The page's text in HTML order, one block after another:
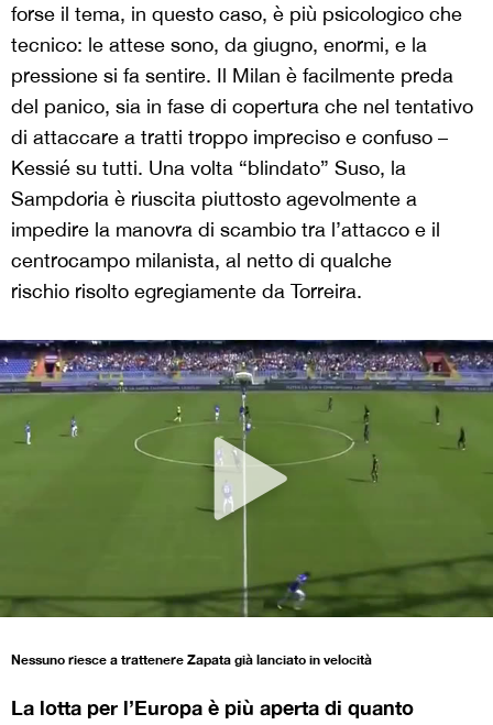
forse il tema, in questo caso, è più psicologico che
tecnico: le attese sono, da giugno, enormi, e la
pressione si fa sentire. Il Milan è facilmente preda
del panico, sia in fase di copertura che nel tentativo
di attaccare a tratti troppo impreciso e confuso –
Kessié su tutti. Una volta “blindato” Suso, la
Sampdoria è riuscita piuttosto agevolmente a
impedire la manovra di scambio tra l’attacco e il
centrocampo milanista, al netto di qualche
rischio risolto egregiamente da Torreira.
Nessuno riesce a trattenere Zapata già lanciato in velocità
La lotta per l’Europa è più aperta di quanto